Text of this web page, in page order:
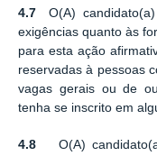
4.7O(A)
exigências quanto às
para esta ação
reservadas à pessoas
vagas gerais ou de
tenha se inscrito em
4.8O(A)